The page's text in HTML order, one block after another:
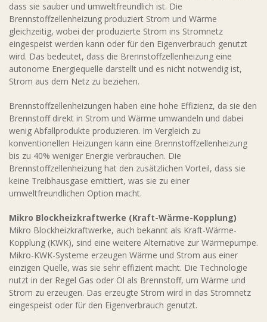
dass sie sauber und umweltfreundlich ist. Die
Brennstoffzellenheizung produziert Strom und Wärme
gleichzeitig, wobei der produzierte Strom ins Stromnetz
eingespeist werden kann oder für den Eigenverbrauch genutzt
wird. Das bedeutet, dass die Brennstoffzellenheizung eine
autonome Energiequelle darstellt und es nicht notwendig ist,
Strom aus dem Netz zu beziehen.
Brennstoffzellenheizungen haben eine hohe Effizienz, da sie den
Brennstoff direkt in Strom und Wärme umwandeln und dabei
wenig Abfallprodukte produzieren. Im Vergleich zu
konventionellen Heizungen kann eine Brennstoffzellenheizung
bis zu 40% weniger Energie verbrauchen. Die
Brennstoffzellenheizung hat den zusätzlichen Vorteil, dass sie
keine Treibhausgase emittiert, was sie zu einer
umweltfreundlichen Option macht.
Mikro Blockheizkraftwerke (Kraft-Wärme-Kopplung)
Mikro Blockheizkraftwerke, auch bekannt als Kraft-Wärme-
Kopplung (KWK), sind eine weitere Alternative zur Wärmepumpe.
Mikro-KWK-Systeme erzeugen Wärme und Strom aus einer
einzigen Quelle, was sie sehr effizient macht. Die Technologie
nutzt in der Regel Gas oder Öl als Brennstoff, um Wärme und
Strom zu erzeugen. Das erzeugte Strom wird in das Stromnetz
eingespeist oder für den Eigenverbrauch genutzt.